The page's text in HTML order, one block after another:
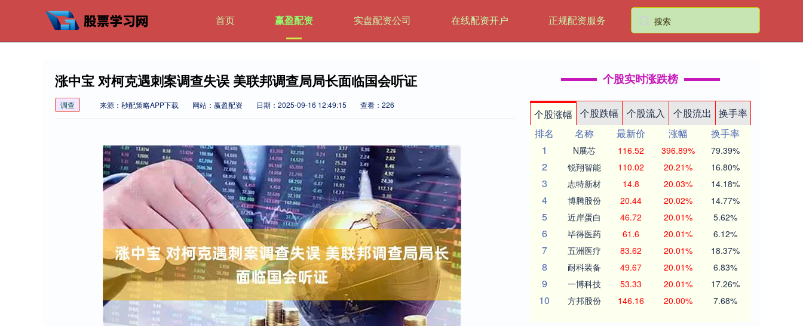
首页 赢盈配资 实盘配资公司 在线配资开户 正规配资服务
涨中宝 对柯克遇刺案调查失误 美联邦调查局局长面临国会听证
调查 来源：秒配策略APP下载 网站：赢盈配资 日期：2025-09-16 12:49:15 查看：226
个股实时涨跌榜
个股涨幅 个股跌幅 个股流入 个股流出
换手率
排名
名称 最新价 涨幅
换手率
1
N展芯 116.52 396.89% 79.39%
2 锐翔智能 110.02 20.21% 16.80%
3 志特新材 14.8 20.03% 14.18%
4 博腾股份 20.44 20.02% 14.77%
5 近岸蛋白 46.72 20.01% 5.62%
6 毕得医药 61.6 20.01% 6.12%
7 五洲医疗 83.62 20.01% 18.37%
8 耐科装备 49.67 20.01% 6.83%
9 一博科技 53.33 20.01% 17.26%
10 方邦股份 146.16 20.00% 7.68%